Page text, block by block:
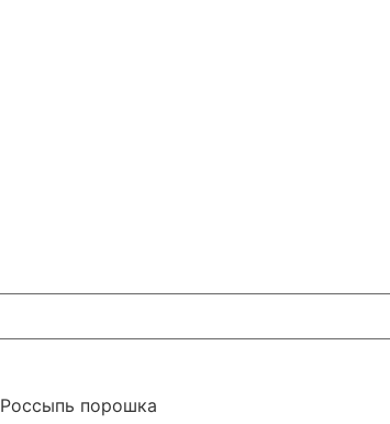
Россыпь порошка